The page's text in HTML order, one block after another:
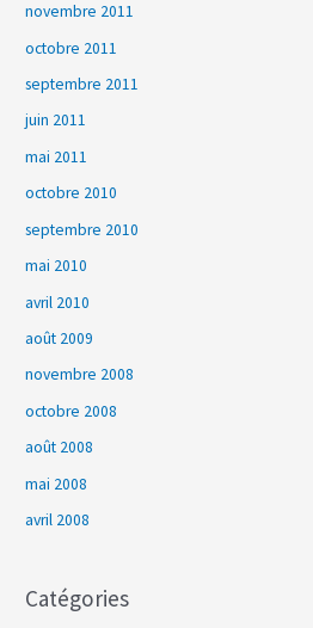
novembre 2011
octobre 2011
septembre 2011
juin 2011
mai 2011
octobre 2010
septembre 2010
mai 2010
avril 2010
août 2009
novembre 2008
octobre 2008
août 2008
mai 2008
avril 2008
Catégories